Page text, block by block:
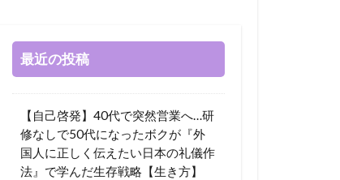
最近の投稿
【自己啓発】40代で突然営業へ…研
修なしで50代になったボクが『外
国人に正しく伝えたい日本の礼儀作
法』で学んだ生存戦略【生き方】